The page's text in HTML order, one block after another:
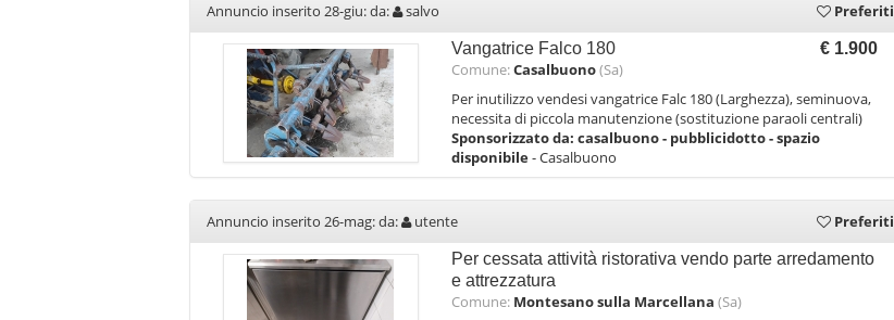
Annuncio inserito 28-giu: da: salvo Preferiti
Vangatrice Falco 180 € 1.900
Comune:Casalbuono(Sa)
Per inutilizzo vendesi vangatrice Falc 180 (Larghezza), seminuova,
necessita di piccola manutenzione (sostituzione paraoli centrali)
Sponsorizzato da:casalbuono - pubblicidotto - spazio
disponibile- Casalbuono
Annuncio inserito 26-mag: da: utente Preferiti
Per cessata attività ristorativa vendo parte arredamento
e attrezzatura
Comune: Montesano sulla Marcellana (Sa)